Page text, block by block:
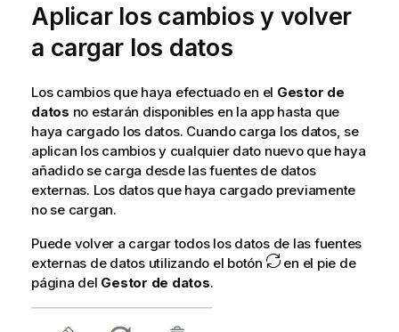
Aplicar los cambios y volver
a cargar los datos
Los cambios que haya efectuado en el Gestor de
datos no estarán disponibles en la app hasta que
haya cargado los datos. Cuando carga los datos, se
aplican los cambios y cualquier dato nuevo que haya
añadido se carga desde las fuentes de datos
externas. Los datos que haya cargado previamente
no se cargan.
Puede volver a cargar todos los datos de las fuentes
externas de datos utilizando el botón
en el pie de
página del Gestor de datos.